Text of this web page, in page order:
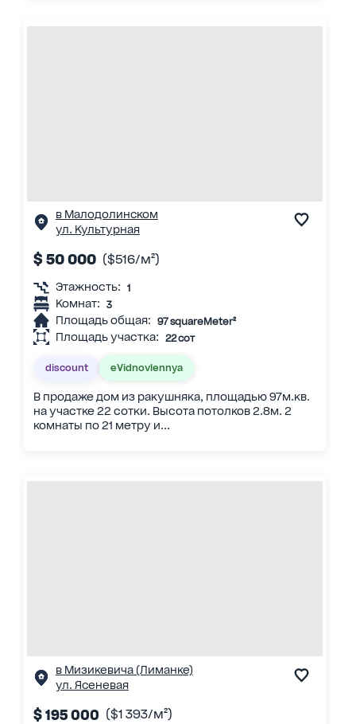
в Малодолинском
ул. Культурная
$ 50 000 ($516/м²)
Этажность: 1
Комнат: 3
Площадь общая: 97 squareMeter²
Площадь участка: 22 сот
discount eVidnovlennya
В продаже дом из ракушняка, площадью 97м.кв.
на участке 22 сотки. Высота потолков 2.8м. 2
комнаты по 21 метру и...
в Мизикевича (Лиманке)
ул. Ясеневая
$ 195 000 ($1 393/м²)